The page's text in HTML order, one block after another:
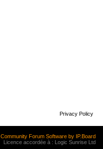
Privacy Policy
Community Forum Software by IP.Board
Licence accordée à : Logic Sunrise Ltd